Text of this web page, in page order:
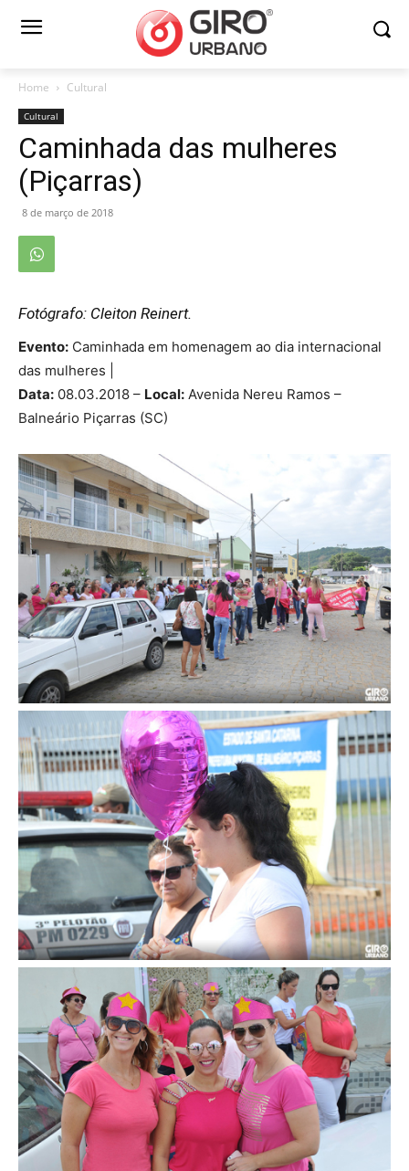
Home Cultural
Cultural
Caminhada das mulheres
(Piçarras)
8 de março de 2018
Fotógrafo: Cleiton Reinert.
Evento: Caminhada em homenagem ao dia internacional
das mulheres |
Data: 08.03.2018 – Local: Avenida Nereu Ramos –
Balneário Piçarras (SC)